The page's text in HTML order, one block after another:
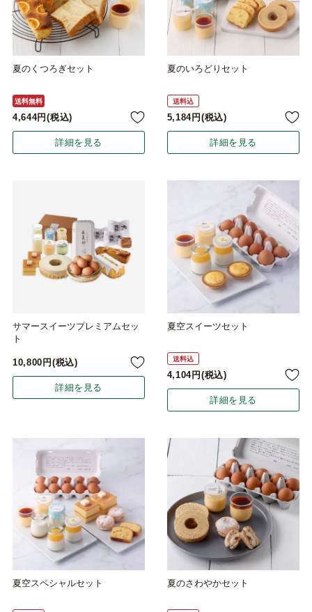
夏のくつろぎセット
送料無料
4,644 税込
詳細を見る
夏のいろどりセット
送料込
5,184 税込
詳細を見る
サマースイーツプレミアムセッ
ト
10,800 税込
詳細を見る
夏空スイーツセット
送料込
4,104 税込
詳細を見る
夏空スペシャルセット 夏のさわやかセット